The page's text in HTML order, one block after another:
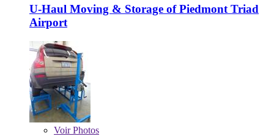
U-Haul Moving & Storage of Piedmont Triad
Airport
VoirPhotos